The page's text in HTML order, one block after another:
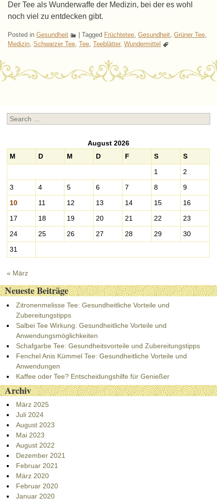
Der Tee als Wunderwaffe der Medizin, bei der es wohl
noch viel zu entdecken gibt.
Posted in Gesundheit Tagged Früchtetee, Gesundheit, Grüner Tee,
Medizin, Schwarzer Tee, Tee, Teeblätter, Wundermittel
Search
August 2026
M
D M D F S
S
1
2
3
4 5 6 7 8
9
10
11 12 13 14 15
16
17
18 19 20 21 22
23
24
25 26 27 28 29
30
31
« März
Neueste Beiträge
Zitronenmelisse Tee: Gesundheitliche Vorteile und
Zubereitungstipps
Salbei Tee Wirkung: Gesundheitliche Vorteile und
Anwendungsmöglichkeiten
Schafgarbe Tee: Gesundheitsvorteile und Zubereitungstipps
Fenchel Anis Kümmel Tee: Gesundheitliche Vorteile und
Anwendungen
Kaffee oder Tee? Entscheidungshilfe für Genießer
Archiv
März 2025
Juli 2024
August 2023
Mai 2023
August 2022
Dezember 2021
Februar 2021
März 2020
Februar 2020
Januar 2020